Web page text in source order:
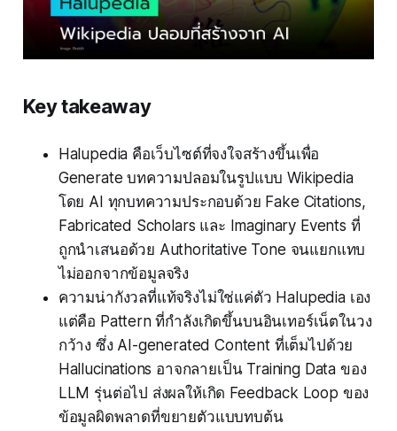
Key takeaway
Halupedia คือเว็บไซต์ที่จงใจสร้างขึ้นเพื่อ
Generate บทความปลอมในรูปแบบ Wikipedia
โดย AI ทุกบทความประกอบด้วย Fake Citations,
Fabricated Scholars และ Imaginary Events ที่
ถูกนำเสนอด้วย Authoritative Tone จนแยกแทบ
ไม่ออกจากข้อมูลจริง
ความน่ากังวลที่แท้จริงไม่ใช่แค่ตัว Halupedia เอง
แต่คือ Pattern ที่กำลังเกิดขึ้นบนอินเทอร์เน็ตในวง
กว้าง ซึ่ง AI-generated Content ที่เต็มไปด้วย
Hallucinations อาจกลายเป็น Training Data ของ
LLM รุ่นต่อไป ส่งผลให้เกิด Feedback Loop ของ
ข้อมูลผิดพลาดที่ขยายตัวแบบทบต้น